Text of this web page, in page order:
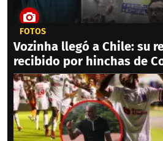
FOTOS
Vozinha llegó a Chile: su
recibido por hinchas de